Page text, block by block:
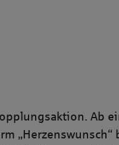
Ab
„Herzenswunsch“